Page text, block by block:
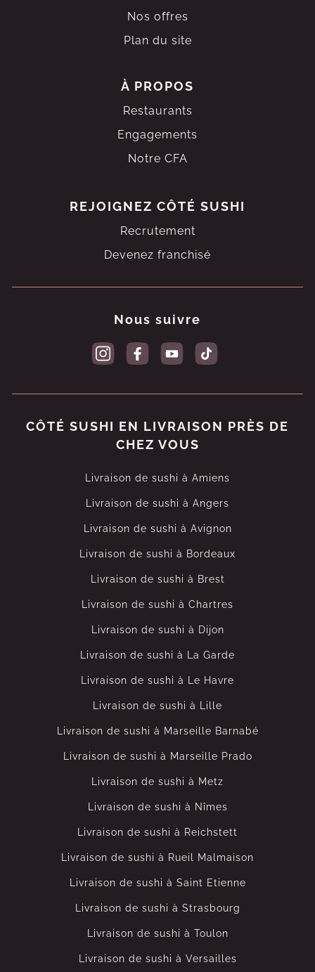
Nos offres
Plan du site
À PROPOS
Restaurants
Engagements
Notre CFA
REJOIGNEZ CÔTÉ SUSHI
Recrutement
Devenez franchisé
Nous suivre
CÔTÉ SUSHI EN LIVRAISON PRÈS DE
CHEZ VOUS
Livraison de sushi à Amiens
Livraison de sushi à Angers
Livraison de sushi à Avignon
Livraison de sushi à Bordeaux
Livraison de sushi à Brest
Livraison de sushi à Chartres
Livraison de sushi à Dijon
Livraison de sushi à La Garde
Livraison de sushi à Le Havre
Livraison de sushi à Lille
Livraison de sushi à Marseille Barnabé
Livraison de sushi à Marseille Prado
Livraison de sushi à Metz
Livraison de sushi à Nîmes
Livraison de sushi à Reichstett
Livraison de sushi à Rueil Malmaison
Livraison de sushi à Saint Etienne
Livraison de sushi à Strasbourg
Livraison de sushi à Toulon
Livraison de sushi à Versailles